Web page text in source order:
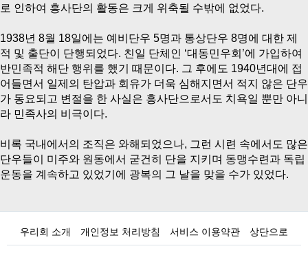
로 인하여 흥사단의 활동은 크게 위축될 수밖에 없었다.
1938년 8월 18일에는 예비단우 5명과 통상단우 8명에 대한 제
적 및 출단이 단행되었다. 친일 단체인 ‘대동민우회’에 가입하여
반민족적 해단 행위를 했기 때문이다. 그 후에도 1940년대에 접
어들면서 일제의 탄압과 회유가 더욱 심해지면서 적지 않은 단우
가 동요되고 변절을 한 사실은 흥사단으로서도 치욕일 뿐만 아니
라 민족사의 비극이다.
비록 국내에서의 조직은 와해되었으나, 그런 시련 속에서도 많은
단우들이 미주와 원동에서 굳건히 단을 지키며 동맹수련과 독립
운동을 계속하고 있었기에 광복의 그 날을 맞을 수가 있었다.
우리회 소개 개인정보 처리방침 서비스 이용약관 상단으로